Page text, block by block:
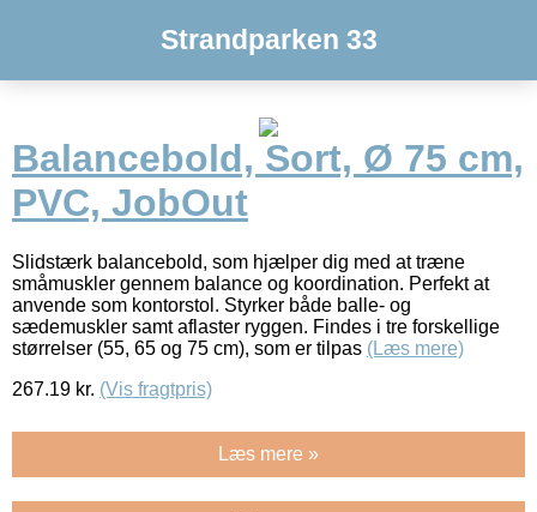
Strandparken 33
Balancebold, Sort, Ø 75 cm,
PVC, JobOut
Slidstærk balancebold, som hjælper dig med at træne
småmuskler gennem balance og koordination. Perfekt at
anvende som kontorstol. Styrker både balle- og
sædemuskler samt aflaster ryggen. Findes i tre forskellige
størrelser (55, 65 og 75 cm), som er tilpas (Læs mere)
267.19 kr. (Vis fragtpris)
Læs mere »